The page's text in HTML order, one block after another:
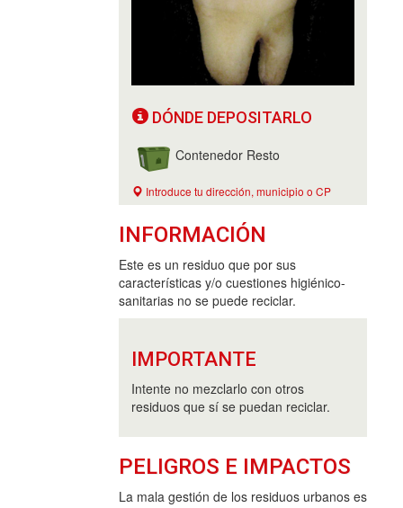
DÓNDE DEPOSITARLO
Contenedor Resto
Introduce tu dirección, municipio o CP
INFORMACIÓN
Este es un residuo que por sus
características y/o cuestiones higiénico-
sanitarias no se puede reciclar.
IMPORTANTE
Intente no mezclarlo con otros
residuos que sí se puedan reciclar.
PELIGROS E IMPACTOS
La mala gestión de los residuos urbanos es